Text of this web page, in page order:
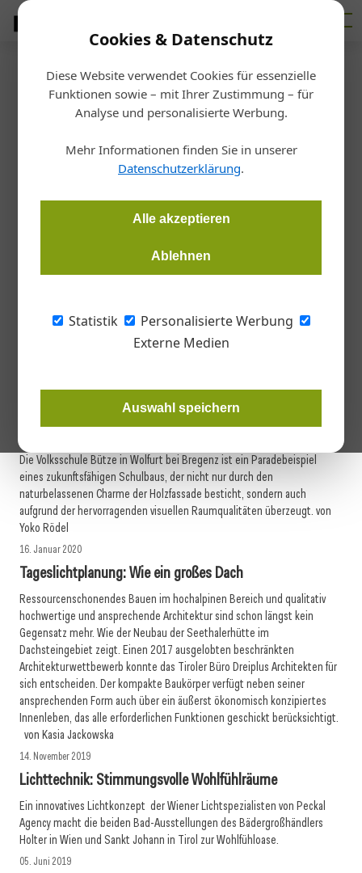
Cookies & Datenschutz
Diese Website verwendet Cookies für essenzielle
Funktionen sowie – mit Ihrer Zustimmung – für
Analyse und personalisierte Werbung.
Mehr Informationen finden Sie in unserer
Datenschutzerklärung.
Alle akzeptieren
Ablehnen
Statistik
Personalisierte Werbung
Externe Medien
Auswahl speichern
Homepage/Licht
Licht
Licht bringt Emotionen ins Möbel
Onlineseminar: Tageslichtplanung
24. Juni 2020
Oscar-Niemeyer-Sphere
Karriere in der Heizungs-, Gas- und Sanitärtechnik
die Meisterprüfung Heizungstechnik und die Befähigungsprüfung
Gas- und Sanitärtechnik vor. Lehrgangsstart: 31. August 2026
Tageslichtplanung: Lernen leicht gemacht
Die Volksschule Bütze in Wolfurt bei Bregenz ist ein Paradebeispiel
eines zukunftsfähigen Schulbaus, der nicht nur durch den
naturbelassenen Charme der Holzfassade besticht, sondern auch
aufgrund der hervorragenden visuellen Raumqualitäten überzeugt. von
Yoko Rödel
16. Januar 2020
Tageslichtplanung: Wie ein großes Dach
Ressourcenschonendes Bauen im hochalpinen Bereich und qualitativ
hochwertige und ansprechende Architektur sind schon längst kein
Gegensatz mehr. Wie der Neubau der Seethalerhütte im
Dachsteingebiet zeigt. Einen 2017 ausgelobten beschränkten
Architekturwettbewerb konnte das Tiroler Büro Dreiplus Architekten für
sich entscheiden. Der kompakte Baukörper verfügt neben seiner
ansprechenden Form auch über ein äußerst ökonomisch konzipiertes
Innenleben, das alle erforderlichen Funktionen geschickt berücksichtigt.
von Kasia Jackowska
14. November 2019
Lichttechnik: Stimmungsvolle Wohlfühlräume
Ein innovatives Lichtkonzept der Wiener Lichtspezialisten von Peckal
Agency macht die beiden Bad-Ausstellungen des Bädergroßhändlers
Holter in Wien und Sankt Johann in Tirol zur Wohlfühloase.
05. Juni 2019